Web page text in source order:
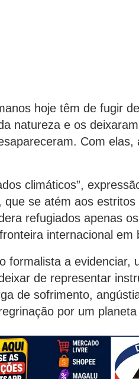
hoje têm de fugir de
natureza e os
Com
expressão
que se atém aos
refugiados apenas
internacional em
a evidenciar,
de representar
de sofrimento,
por um